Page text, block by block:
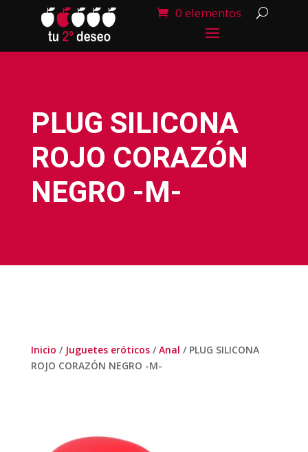
0 elementos
PLUG SILICONA
ROJO CORAZÓN
NEGRO -M-
Inicio / Juguetes eróticos/Anal / PLUG SILICONA
ROJO CORAZÓN NEGRO -M-